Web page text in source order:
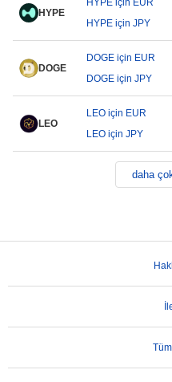
HYPE
HYPE için EUR
HYPE için JPY
DOGE
DOGE için EUR
DOGE için JPY
LEO
LEO için EUR
LEO için JPY
daha